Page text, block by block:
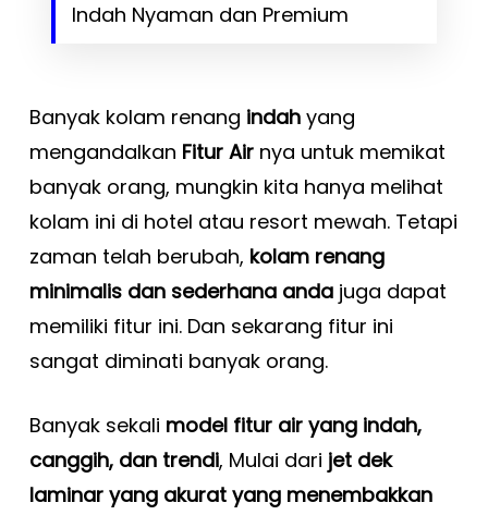
Indah Nyaman dan Premium
Banyak kolam renang indahyang
mengandalkan Fitur Airnya untuk memikat
banyak orang, mungkin kita hanya melihat
kolam ini di hotel atau resort mewah. Tetapi
zaman telah berubah, kolam renang
minimalis dan sederhana andajuga dapat
memiliki fitur ini. Dan sekarang fitur ini
sangat diminati banyak orang.
Banyak sekali model fitur air yang indah,
canggih, dan trendi, Mulai dari jet dek
laminar yang akurat yang menembakkan